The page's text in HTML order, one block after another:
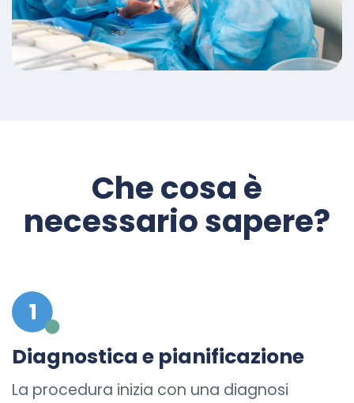
Che cosa è
necessario sapere?
Diagnostica e pianificazione
La procedura inizia con una diagnosi